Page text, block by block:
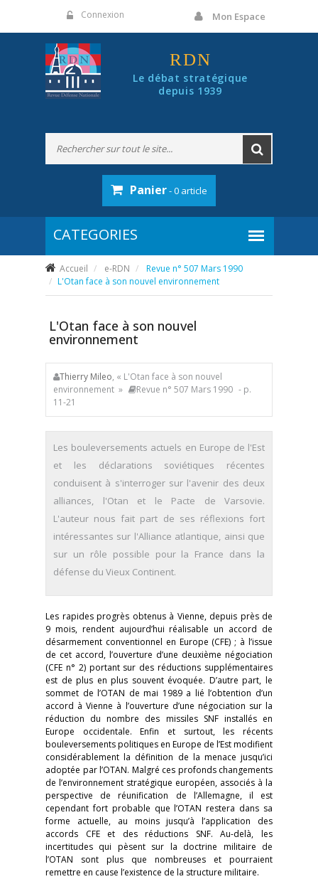
Connexion Mon Espace
RDN
Le débat stratégique
depuis 1939
Panier- 0 article
Accueil e-RDN
Revue n° 507 Mars 1990
L'Otan face à son nouvel environnement
L'Otan face à son nouvel
environnement
Thierry Mileo, « L'Otan face à son nouvel
environnement »
Revue n° 507 Mars 1990 - p.
11-21
Les bouleversements actuels en Europe de l'Est
et les déclarations soviétiques récentes
conduisent à s'interroger sur l'avenir des deux
alliances, l'Otan et le Pacte de Varsovie.
L'auteur nous fait part de ses réflexions fort
intéressantes sur l'Alliance atlantique, ainsi que
sur un rôle possible pour la France dans la
défense du Vieux Continent.
Les rapides progrès obtenus à Vienne, depuis près de
9 mois, rendent aujourd’hui réalisable un accord de
désarmement conventionnel en Europe (CFE) ; à l’issue
de cet accord, l’ouverture d’une deuxième négociation
(CFE n° 2) portant sur des réductions supplémentaires
est de plus en plus souvent évoquée. D’autre part, le
sommet de l’OTAN de mai 1989 a lié l’obtention d’un
accord à Vienne à l’ouverture d’une négociation sur la
réduction du nombre des missiles SNF installés en
Europe occidentale. Enfin et surtout, les récents
bouleversements politiques en Europe de l’Est modifient
considérablement la définition de la menace jusqu’ici
adoptée par l’OTAN. Malgré ces profonds changements
de l’environnement stratégique européen, associés à la
perspective de réunification de l’Allemagne, il est
cependant fort probable que l’OTAN restera dans sa
forme actuelle, au moins jusqu’à l’application des
accords CFE et des réductions SNF. Au-delà, les
incertitudes qui pèsent sur la doctrine militaire de
l’OTAN sont plus que nombreuses et pourraient
remettre en cause l’existence de la structure militaire.